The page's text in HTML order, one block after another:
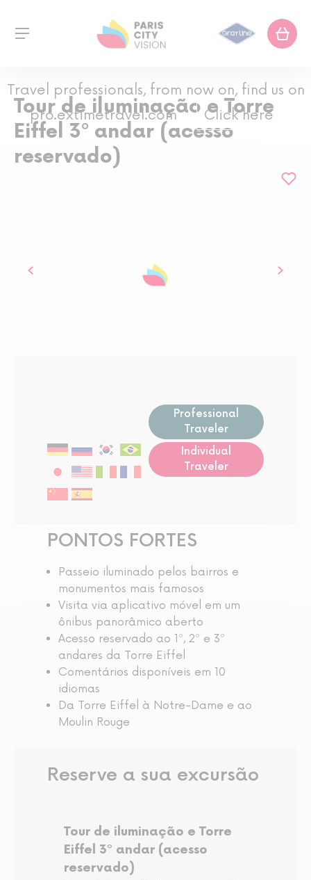
Travel professionals, from now on, find us on
pro.extimetravel.com
Click here
Tour de iluminação e Torre
Eiffel 3º andar (acesso
reservado)
Professional
Traveler
Individual
Traveler
PONTOS FORTES
Passeio iluminado pelos bairros e
monumentos mais famosos
Visita via aplicativo móvel em um
ônibus panorâmico aberto
Acesso reservado ao 1º, 2º e 3º
andares da Torre Eiffel
Comentários disponíveis em 10
idiomas
Da Torre Eiffel à Notre-Dame e ao
Moulin Rouge
Reserve a sua excursão
Tour de iluminação e Torre
Eiffel 3º andar (acesso
reservado)